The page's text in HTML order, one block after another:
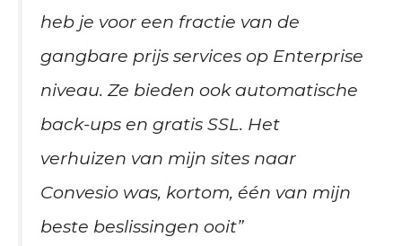
heb je voor een fractie van de
gangbare prijs services op Enterprise
niveau. Ze bieden ook automatische
back-ups en gratis SSL. Het
verhuizen van mijn sites naar
Convesio was, kortom, één van mijn
beste beslissingen ooit”